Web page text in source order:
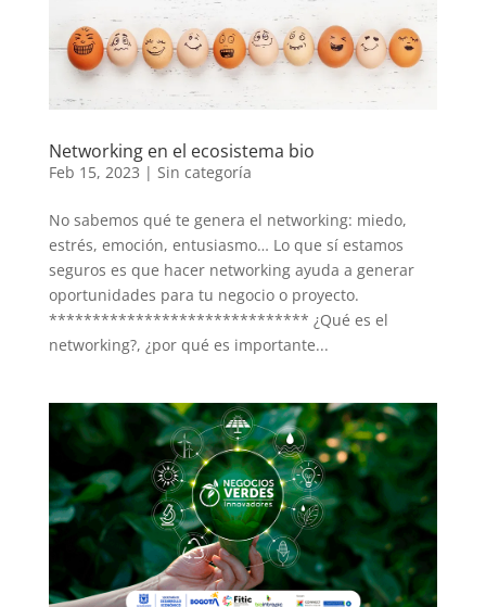
Networking en el ecosistema bio
Feb 15, 2023 | Sin categoría
No sabemos qué te genera el networking: miedo,
estrés, emoción, entusiasmo… Lo que sí estamos
seguros es que hacer networking ayuda a generar
oportunidades para tu negocio o proyecto.
****************************** ¿Qué es el
networking?, ¿por qué es importante...